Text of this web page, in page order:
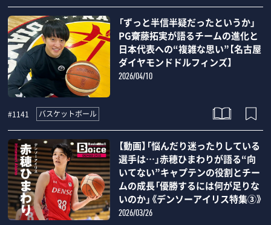
「ずっと半信半疑だったというか」
PG齋藤拓実が語るチームの進化と
日本代表への“複雑な思い”【名古屋
ダイヤモンドドルフィンズ】
2026/04/10
#1141 バスケットボール
【動画】「悩んだり迷ったりしている
選手は…」赤穂ひまわりが語る“向
いてない”キャプテンの役割とチー
ムの成長「優勝するには何が足りな
いのか」《デンソーアイリス特集③》
2026/03/26